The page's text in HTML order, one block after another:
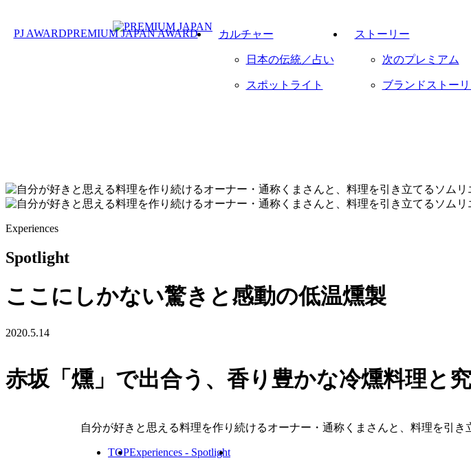
PJ AWARDPREMIUM JAPAN AWARD カルチャー
日本の伝統／占い
スポットライト
ストーリー
次のプレミアム
ブランドストー
Experiences
Spotlight
ここにしかない驚きと感動の低温燻製
2020.5.14
赤坂「燻」で出合う、香り豊かな冷燻料理と
自分が好きと思える料理を作り続けるオーナー・通称くまさんと、料理を引き
TOPExperiences - Spotlight